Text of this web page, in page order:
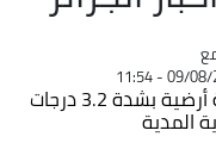
09/08/
هزة أرضية بشدة 3.2 درجات
المدية